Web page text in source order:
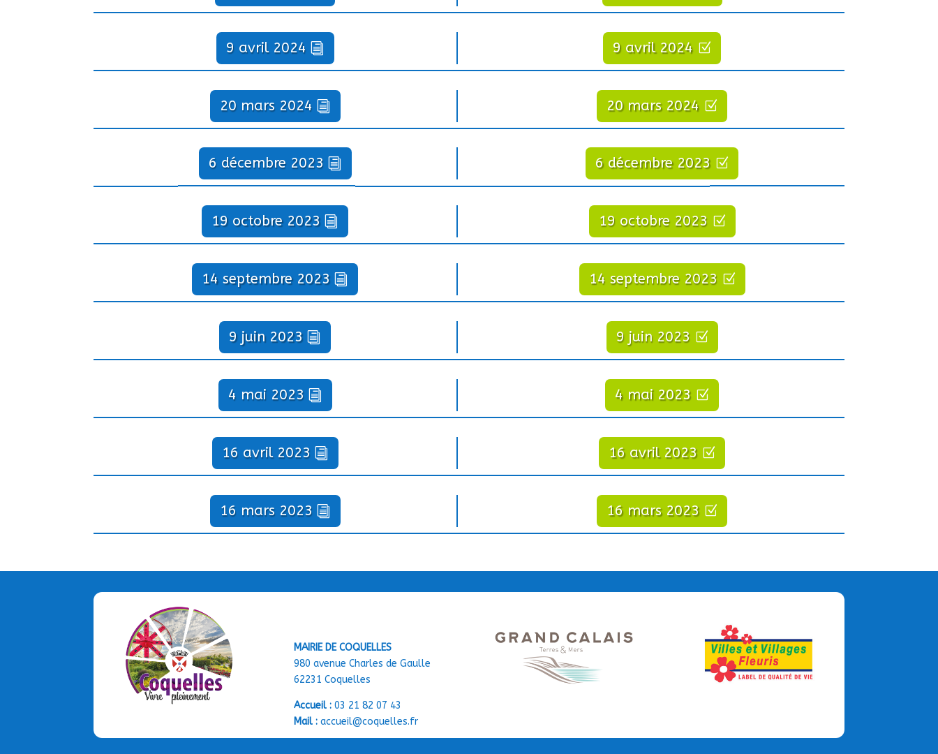
9 avril 2024 9 avril 2024
20 mars 2024 20 mars 2024
6 décembre 2023 6 décembre 2023
19 octobre 2023 19 octobre 2023
14 septembre 2023 14 septembre 2023
9 juin 2023 9 juin 2023
4 mai 2023 4 mai 2023
16 avril 2023 16 avril 2023
16 mars 2023 16 mars 2023
MAIRIE DE COQUELLES
980 avenue Charles de Gaulle
62231 Coquelles
Accueil : 03 21 82 07 43
Mail : accueil@coquelles.fr